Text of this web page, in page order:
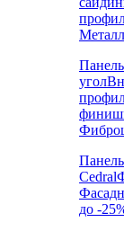
угол
Cedral
до -